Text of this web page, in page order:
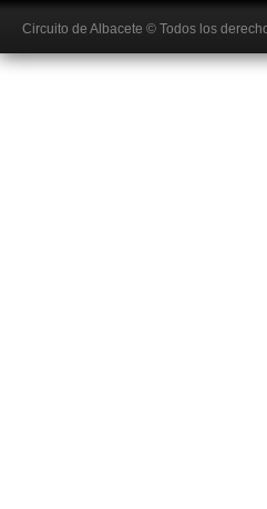
Circuito de Albacete © Todos los